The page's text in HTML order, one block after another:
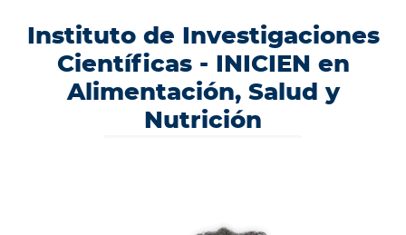
Instituto de Investigaciones
Científicas - INICIEN en
Alimentación, Salud y
Nutrición